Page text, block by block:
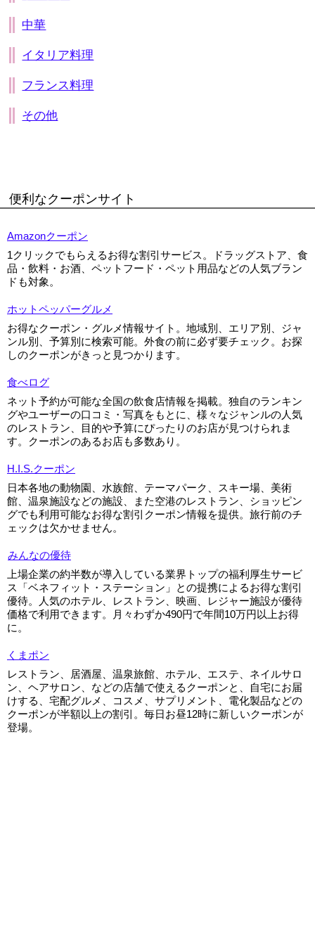
中華
イタリア料理
フランス料理
その他
便利なクーポンサイト
Amazonクーポン
1クリックでもらえるお得な割引サービス。ドラッグストア、食
品・飲料・お酒、ペットフード・ペット用品などの人気ブラン
ドも対象。
ホットペッパーグルメ
お得なクーポン・グルメ情報サイト。地域別、エリア別、ジャ
ンル別、予算別に検索可能。外食の前に必ず要チェック。お探
しのクーポンがきっと見つかります。
食べログ
ネット予約が可能な全国の飲食店情報を掲載。独自のランキン
グやユーザーの口コミ・写真をもとに、様々なジャンルの人気
のレストラン、目的や予算にぴったりのお店が見つけられま
す。クーポンのあるお店も多数あり。
H.I.S.クーポン
日本各地の動物園、水族館、テーマパーク、スキー場、美術
館、温泉施設などの施設、また空港のレストラン、ショッピン
グでも利用可能なお得な割引クーポン情報を提供。旅行前のチ
ェックは欠かせません。
みんなの優待
上場企業の約半数が導入している業界トップの福利厚生サービ
ス「ベネフィット・ステーション」との提携によるお得な割引
優待。人気のホテル、レストラン、映画、レジャー施設が優待
価格で利用できます。月々わずか490円で年間10万円以上お得
に。
くまポン
レストラン、居酒屋、温泉旅館、ホテル、エステ、ネイルサロ
ン、ヘアサロン、などの店舗で使えるクーポンと、自宅にお届
けする、宅配グルメ、コスメ、サプリメント、電化製品などの
クーポンが半額以上の割引。毎日お昼12時に新しいクーポンが
登場。